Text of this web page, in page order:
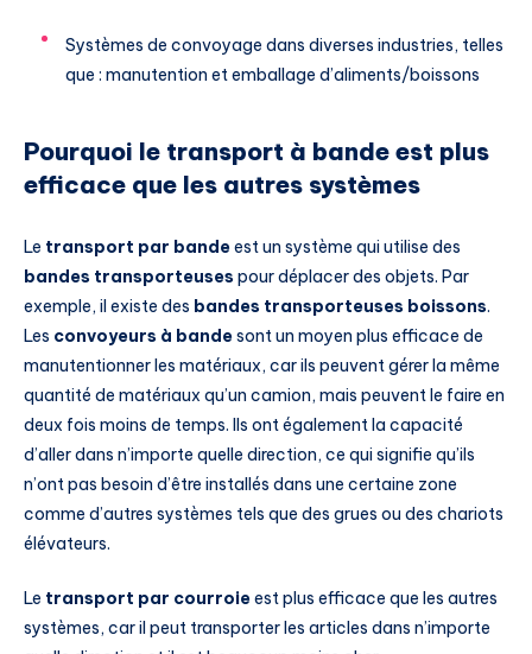
Systèmes de convoyage dans diverses industries, telles
que : manutention et emballage d’aliments/boissons
Pourquoi le transport à bande est plus
efficace que les autres systèmes
Le transport par bandeest un système qui utilise des
bandes transporteuses pour déplacer des objets. Par
exemple, il existe des bandes transporteuses boissons.
Les convoyeurs à bandesont un moyen plus efficace de
manutentionner les matériaux, car ils peuvent gérer la même
quantité de matériaux qu’un camion, mais peuvent le faire en
deux fois moins de temps. Ils ont également la capacité
d’aller dans n’importe quelle direction, ce qui signifie qu’ils
n’ont pas besoin d’être installés dans une certaine zone
comme d’autres systèmes tels que des grues ou des chariots
élévateurs.
Le transport par courroieest plus efficace que les autres
systèmes, car il peut transporter les articles dans n’importe